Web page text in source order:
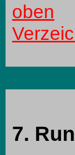
oben
7.